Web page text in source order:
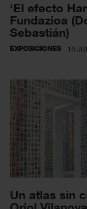
‘El efecto
Fundazioa
Sebastián)
EXPOSICIONES 18
Un atlas sin